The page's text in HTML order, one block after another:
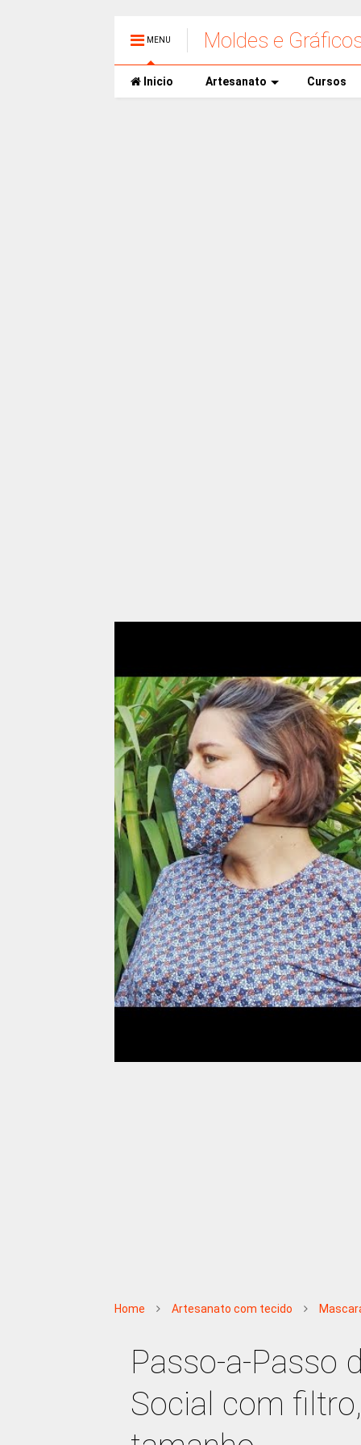
MENU Moldes e
Inicio Artesanato Cursos
Home Artesanato com tecido
Passo-a-Passo
Social com